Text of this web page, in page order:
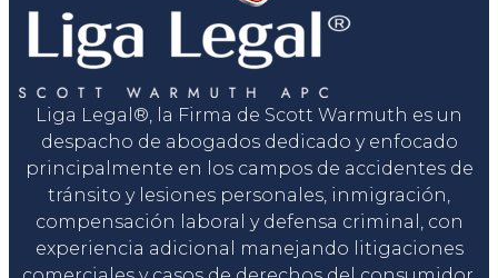
Liga Legal®, la Firma de Scott Warmuth es un
despacho de abogados dedicado y enfocado
principalmente en los campos de accidentes de
tránsito y lesiones personales, inmigración,
compensación laboral y defensa criminal, con
experiencia adicional manejando litigaciones